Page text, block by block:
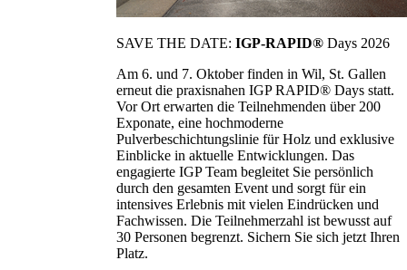
SAVE THE DATE: IGP-RAPID® Days 2026
Am 6. und 7. Oktober finden in Wil, St. Gallen
erneut die praxisnahen IGP RAPID® Days statt.
Vor Ort erwarten die Teilnehmenden über 200
Exponate, eine hochmoderne
Pulverbeschichtungslinie für Holz und exklusive
Einblicke in aktuelle Entwicklungen. Das
engagierte IGP Team begleitet Sie persönlich
durch den gesamten Event und sorgt für ein
intensives Erlebnis mit vielen Eindrücken und
Fachwissen. Die Teilnehmerzahl ist bewusst auf
30 Personen begrenzt. Sichern Sie sich jetzt Ihren
Platz.